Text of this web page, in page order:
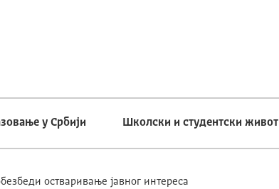
у Србији Школски и студентски живот
остваривање јавног интереса